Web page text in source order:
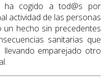
cogido a tod@s por
actividad de las personas
un hecho sin precedentes
sanitarias que
emparejado otro